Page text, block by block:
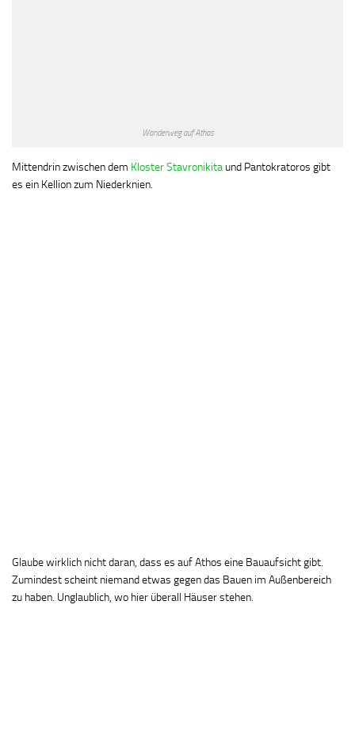
Wanderweg auf Athos
Mittendrin zwischen dem Kloster Stavronikita und Pantokratoros gibt
es ein Kellion zum Niederknien.
Glaube wirklich nicht daran, dass es auf Athos eine Bauaufsicht gibt.
Zumindest scheint niemand etwas gegen das Bauen im Außenbereich
zu haben. Unglaublich, wo hier überall Häuser stehen.